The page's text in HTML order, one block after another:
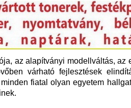
az alapítványi modellváltás, az
várható fejlesztések
fiatal olyan egyetem